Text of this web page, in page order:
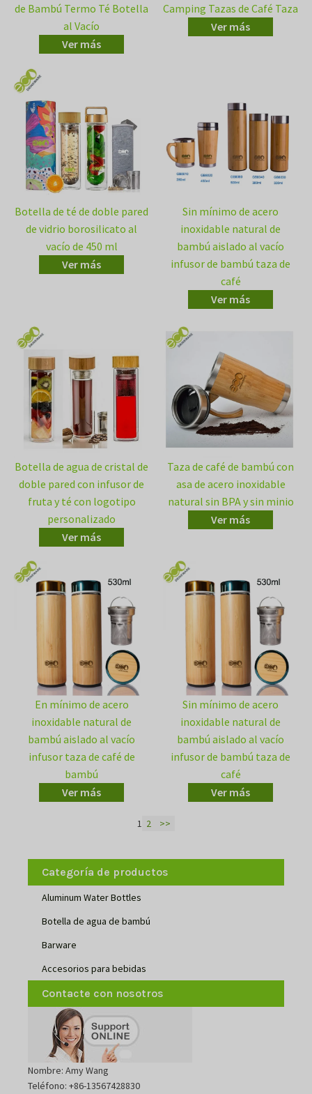
Categoría de productos
Aluminum Water Bottles
Botella de agua de bambú
Barware
Accesorios para bebidas
Contacte con nosotros
Nombre: Amy Wang
Teléfono: +86-13567428830
de Bambú Termo Té Botella
al Vacío
Ver más
Camping Tazas de Café Taza
Ver más
Botella de té de doble pared
de vidrio borosilicato al
vacío de 450 ml
Ver más
Sin mínimo de acero
inoxidable natural de
bambú aislado al vacío
infusor de bambú taza de
café
Ver más
Botella de agua de cristal de
doble pared con infusor de
fruta y té con logotipo
personalizado
Ver más
Taza de café de bambú con
asa de acero inoxidable
natural sin BPA y sin minio
Ver más
En mínimo de acero
inoxidable natural de
bambú aislado al vacío
infusor taza de café de
bambú
Ver más
Sin mínimo de acero
inoxidable natural de
bambú aislado al vacío
infusor de bambú taza de
café
Ver más
1 2 >>